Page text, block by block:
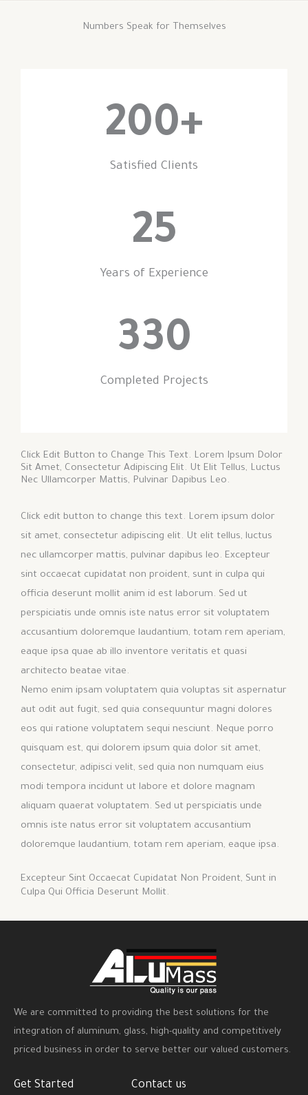
Numbers Speak for Themselves
Satisfied Clients
200+
Years of Experience
25
Completed Projects
330
Click Edit Button to Change This Text. Lorem Ipsum Dolor
Sit Amet, Consectetur Adipiscing Elit. Ut Elit Tellus, Luctus
Nec Ullamcorper Mattis, Pulvinar Dapibus Leo.
Click edit button to change this text. Lorem ipsum dolor
sit amet, consectetur adipiscing elit. Ut elit tellus, luctus
nec ullamcorper mattis, pulvinar dapibus leo. Excepteur
sint occaecat cupidatat non proident, sunt in culpa qui
officia deserunt mollit anim id est laborum. Sed ut
perspiciatis unde omnis iste natus error sit voluptatem
accusantium doloremque laudantium, totam rem aperiam,
eaque ipsa quae ab illo inventore veritatis et quasi
architecto beatae vitae.
Nemo enim ipsam voluptatem quia voluptas sit aspernatur
aut odit aut fugit, sed quia consequuntur magni dolores
eos qui ratione voluptatem sequi nesciunt. Neque porro
quisquam est, qui dolorem ipsum quia dolor sit amet,
consectetur, adipisci velit, sed quia non numquam eius
modi tempora incidunt ut labore et dolore magnam
aliquam quaerat voluptatem. Sed ut perspiciatis unde
omnis iste natus error sit voluptatem accusantium
doloremque laudantium, totam rem aperiam, eaque ipsa.
Excepteur Sint Occaecat Cupidatat Non Proident, Sunt in
Culpa Qui Officia Deserunt Mollit.
We are committed to providing the best solutions for the
integration of aluminum, glass, high-quality and competitively
priced business in order to serve better our valued customers.
Get Started Contact us